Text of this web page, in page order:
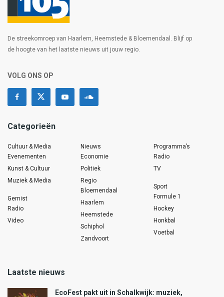
De streekomroep van Haarlem, Heemstede & Bloemendaal. Blijf op
de hoogte van het laatste nieuws uit jouw regio.
VOLG ONS OP
Categorieën
Cultuur & Media
Evenementen
Kunst & Cultuur
Muziek & Media
Gemist
Radio
Video
Nieuws
Economie
Politiek
Regio
Bloemendaal
Haarlem
Heemstede
Schiphol
Zandvoort
Programma’s
Radio
TV
Sport
Formule 1
Hockey
Honkbal
Voetbal
Laatste nieuws
EcoFest pakt uit in Schalkwijk: muziek,